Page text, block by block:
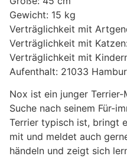
Gewicht: 15 kg
Verträglichkeit mit
Verträglichkeit mit
Verträglichkeit mit
Aufenthalt: 21033
Nox ist ein junger
Suche nach seinem Für-
Terrier typisch ist, bringt
mit und meldet auch
händeln und zeigt sich